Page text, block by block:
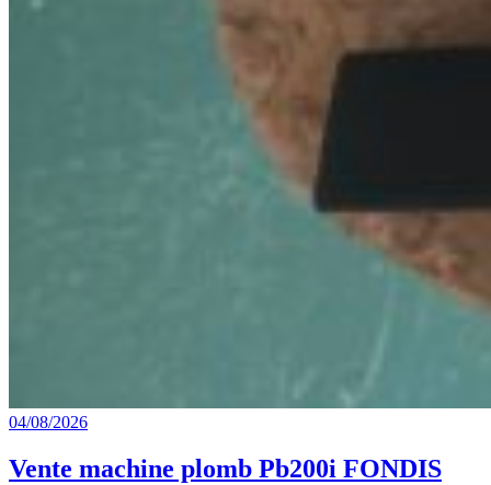
04/08/2026
Vente machine plomb Pb200i FONDIS